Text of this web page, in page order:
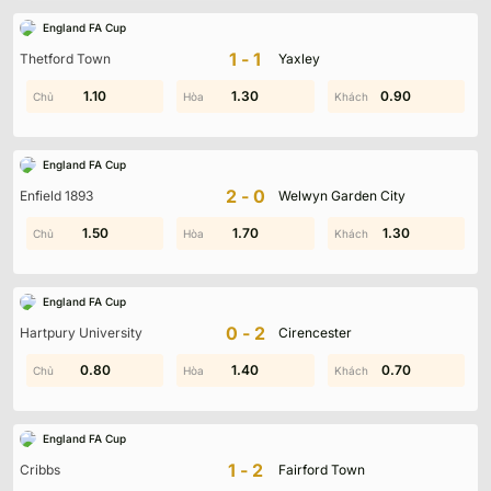
England FA Cup
Thetford Town 1-1 Yaxley
0.10 1.80 1.30
1.10 1.30 0.90
England FA Cup
Enfield 1893 2-0 Welwyn Garden City
0.60 0.40 0.70
1.50 1.70 1.30
England FA Cup
Hartpury University 0-2 Cirencester
1.40 1.90 1.50
0.80 1.40 0.70
England FA Cup
Cribbs 1-2 Fairford Town